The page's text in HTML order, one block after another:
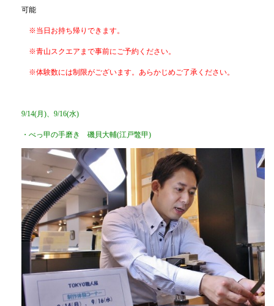
可能
※当日お持ち帰りできます。
※青山スクエアまで事前にご予約ください。
※体験数には制限がございます。あらかじめご了承ください。
9/14(月)、9/16(水)
・べっ甲の手磨き 磯貝大輔(江戸鼈甲)